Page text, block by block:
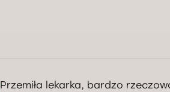
Przemiła lekarka, bardzo